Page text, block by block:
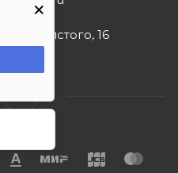
Толстого, 16